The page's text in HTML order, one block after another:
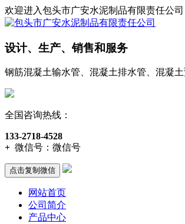
欢迎进入包头市广安水泥制品有限责任公司
设计、生产、销售和服务
钢筋混凝土输水管、混凝土排水管、混凝
全国咨询热线：
133-2718-4528
+ 微信号： 微信号
点击复制微信
网站首页
公司简介
产品中心